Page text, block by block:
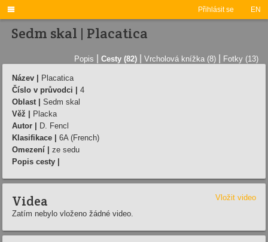
Přihlásit se EN

Sedm skal | Placatica
Popis Cesty (82) Vrcholová knížka (8) Fotky (13)
Název |
Placatica
Číslo v průvodci |
4
Oblast |
Sedm skal
Věž |
Placka
Autor |
D. Fencl
Klasifikace |
6A (French)
Omezení |
ze sedu
Popis cesty |
Videa
Vložit video
Zatím nebylo vloženo žádné video.